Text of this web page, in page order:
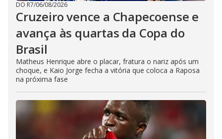
DO R7/06/08/2026
Cruzeiro vence a Chapecoense e
avança às quartas da Copa do
Brasil
Matheus Henrique abre o placar, fratura o nariz após um
choque, e Kaio Jorge fecha a vitória que coloca a Raposa
na próxima fase